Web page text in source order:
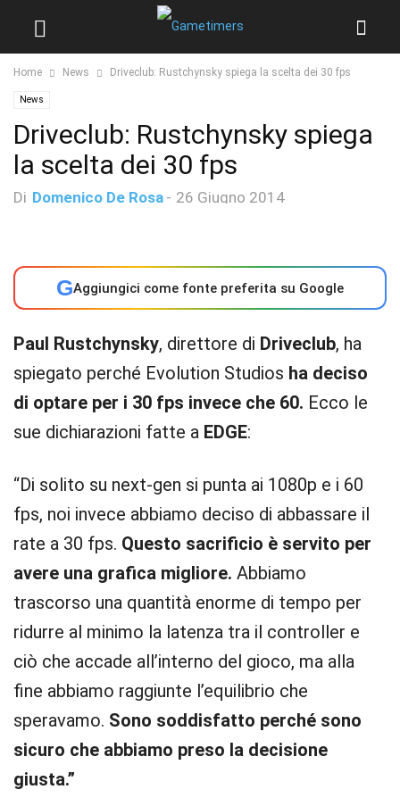
Home News Driveclub: Rustchynsky spiega la scelta dei 30 fps
News
Driveclub: Rustchynsky spiega
la scelta dei 30 fps
Di Domenico De Rosa - 26 Giugno 2014
GAggiungici come fonte preferita su Google
Paul Rustchynsky, direttore di Driveclub, ha
spiegato perché Evolution Studios ha deciso
di optare per i 30 fps invece che 60. Ecco le
sue dichiarazioni fatte a EDGE:
“Di solito su next-gen si punta ai 1080p e i 60
fps, noi invece abbiamo deciso di abbassare il
rate a 30 fps. Questo sacrificio è servito per
avere una grafica migliore. Abbiamo
trascorso una quantità enorme di tempo per
ridurre al minimo la latenza tra il controller e
ciò che accade all’interno del gioco, ma alla
fine abbiamo raggiunte l’equilibrio che
speravamo. Sono soddisfatto perché sono
sicuro che abbiamo preso la decisione
giusta.”